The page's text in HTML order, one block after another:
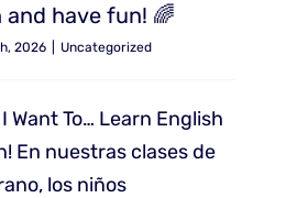
and have fun! 🌈
2026 Uncategorized
Want To… Learn English
En nuestras clases de
los niños